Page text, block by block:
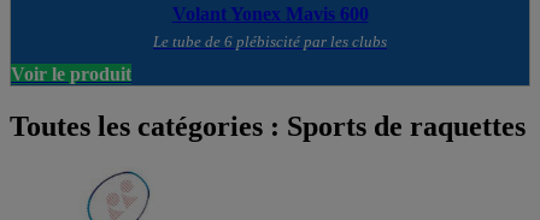
Volant Yonex Mavis 600
Le tube de 6 plébiscité par les clubs
Voir le produit
Toutes les catégories : Sports de raquettes